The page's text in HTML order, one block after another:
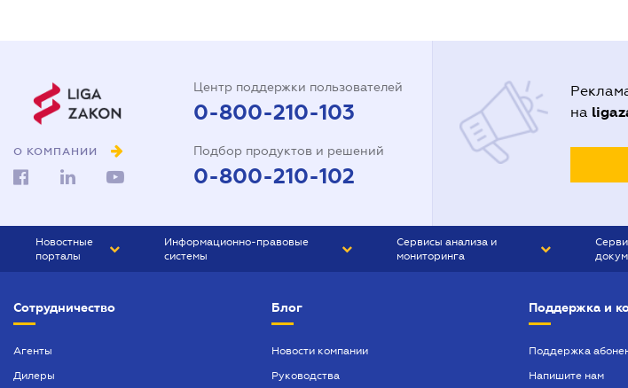
О КОМПАНИИ
Центр поддержки пользователей
0-800-210-103
Подбор продуктов и решений
0-800-210-102
на
Новостные
порталы
БИЗНЕС
Информационно-правовые
системы
БУХГАЛТЕР ПРОФ
Сервисы анализа и
мониторинга
Сотрудничество
Агенты
Дилеры
Блог
Новости компании
Руководства
Поддержка и
Поддержка
Напишите нам